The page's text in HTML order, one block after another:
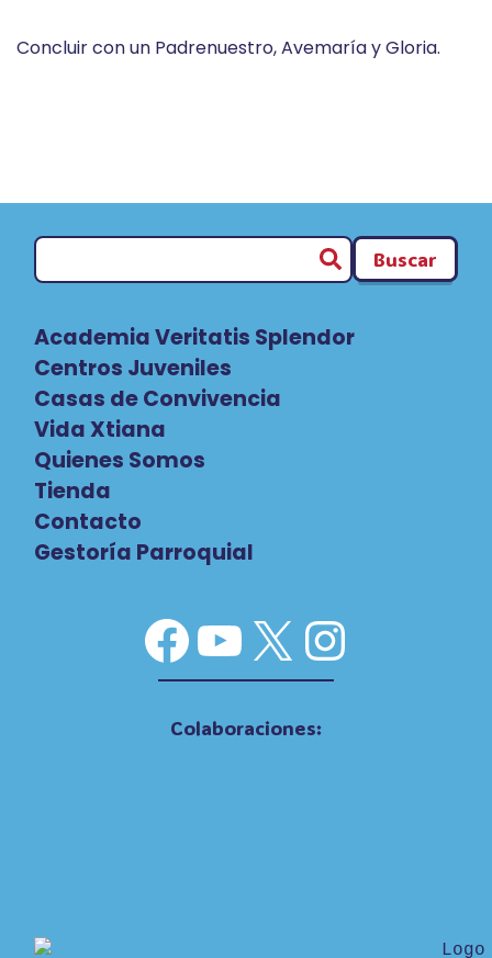
Concluir con un Padrenuestro, Avemaría y Gloria.
Buscar
Academia Veritatis Splendor
Centros Juveniles
Casas de Convivencia
Vida Xtiana
Quienes Somos
Tienda
Contacto
Gestoría Parroquial
Facebook
YouTube
X
Colaboraciones: